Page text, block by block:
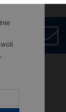
2019